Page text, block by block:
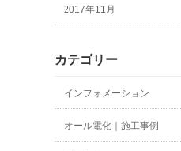
2017年11月
カテゴリー
インフォメーション
オール電化｜施工事例